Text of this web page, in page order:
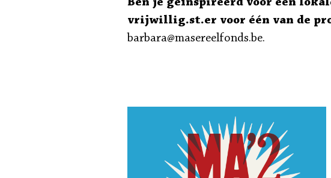
Ben je geïnspireerd voor een
vrijwillig.st.er voor één van de
barbara@masereelfonds.be.